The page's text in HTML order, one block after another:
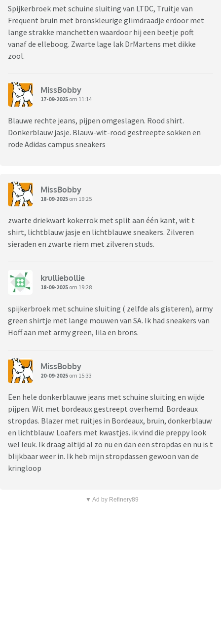
Spijkerbroek met schuine sluiting van LTDC, Truitje van
Frequent bruin met bronskleurige glimdraadje erdoor met
lange strakke manchetten waardoor hij een beetje poft
vanaf de elleboog. Zwarte lage lak DrMartens met dikke
zool.
MissBobby
17-09-2025 om 11:14
Blauwe rechte jeans, pijpen omgeslagen. Rood shirt.
Donkerblauw jasje. Blauw-wit-rood gestreepte sokken en
rode Adidas campus sneakers
MissBobby
18-09-2025 om 19:25
zwarte driekwart kokerrok met split aan één kant, wit t
shirt, lichtblauw jasje en lichtblauwe sneakers. Zilveren
sieraden en zwarte riem met zilveren studs.
krulliebollie
18-09-2025 om 19:28
spijkerbroek met schuine sluiting ( zelfde als gisteren), army
green shirtje met lange mouwen van SA. Ik had sneakers van
Hoff aan met army green, lila en brons.
MissBobby
20-09-2025 om 15:33
Een hele donkerblauwe jeans met schuine sluiting en wijde
pijpen. Wit met bordeaux gestreept overhemd. Bordeaux
stropdas. Blazer met ruitjes in Bordeaux, bruin, donkerblauw
en lichtblauw. Loafers met kwastjes. ik vind die preppy look
wel leuk. Ik draag altijd al zo nu en dan een stropdas en nu is t
blijkbaar weer in. Ik heb mijn stropdassen gewoon van de
kringloop
▼ Ad by Refinery89